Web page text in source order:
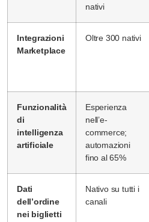
nativi
Integrazioni
Marketplace
Oltre 300 nativi
Funzionalità
di
intelligenza
artificiale
Esperienza
nell’e-
commerce;
automazioni
fino al 65%
Dati
dell’ordine
nei biglietti
Nativo su tutti i
canali